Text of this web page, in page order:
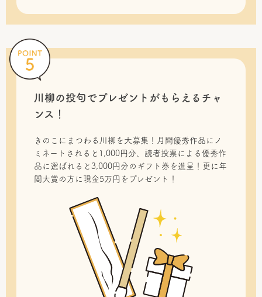
川柳の投句でプレゼントがもらえるチャ
ンス！
きのこにまつわる川柳を大募集！月間優秀作品にノ
ミネートされると1,000円分、読者投票による優秀作
品に選ばれると3,000円分のギフト券を進呈！更に年
間大賞の方に現金5万円をプレゼント！